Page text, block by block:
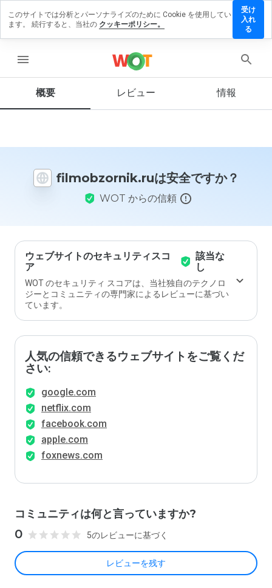
menu
概要 レビュー 情報
filmobzornik.ruは安全ですか？
WOT からの信頼
ウェブサイトのセキュリティスコ
ア
該当な
し
WOT のセキュリティ スコアは、当社独自のテクノロ
ジーとコミュニティの専門家によるレビューに基づい
ています。
人気の信頼できるウェブサイトをご覧くだ
さい:
google.com
netflix.com
facebook.com
apple.com
foxnews.com
コミュニティは何と言っていますか?
0 5のレビューに基づく
レビューを残す
ューを
この
イト
価し
ます
か？
このサイトでは分析とパーソナライズのために Cookie を使用してい
ます。 続行すると、当社の クッキーポリシー。
受け
入れ
る